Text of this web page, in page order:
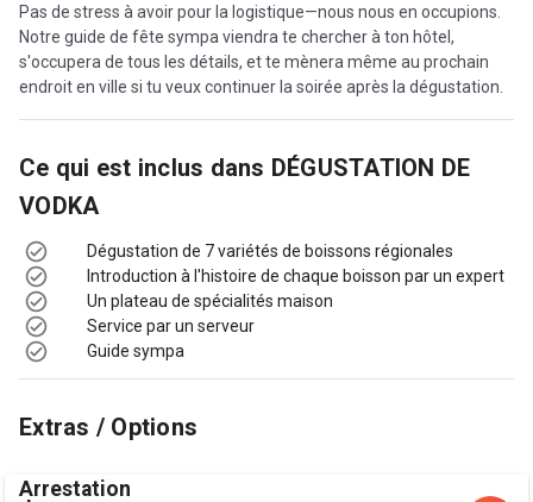
Pas de stress à avoir pour la logistique—nous nous en occupions.
Notre guide de fête sympa viendra te chercher à ton hôtel,
s'occupera de tous les détails, et te mènera même au prochain
endroit en ville si tu veux continuer la soirée après la dégustation.
Ce qui est inclus dans DÉGUSTATION DE
VODKA
Dégustation de 7 variétés de boissons régionales
Introduction à l'histoire de chaque boisson par un expert
Un plateau de spécialités maison
Service par un serveur
Guide sympa
Extras / Options
Arrestation